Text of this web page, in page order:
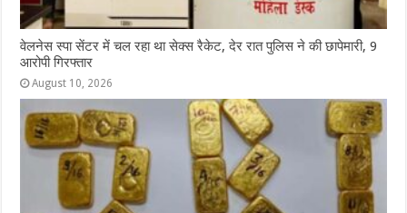
वेलनेस स्पा सेंटर में चल रहा था सेक्स रैकेट, देर रात पुलिस ने की छापेमारी, 9
आरोपी गिरफ्तार
August 10, 2026